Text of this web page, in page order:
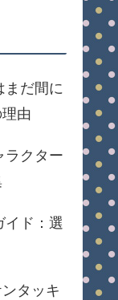
まだ間に
由
ラクター
イド：選
タッキ